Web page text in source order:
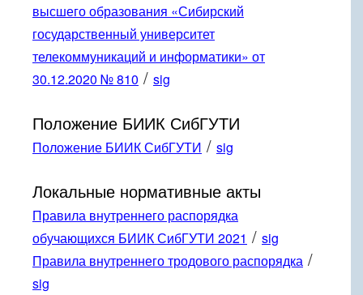
высшего образования «Сибирский
государственный университет
телекоммуникаций и информатики» от
30.12.2020 № 810 / sig
Положение БИИК СибГУТИ
Положение БИИК СибГУТИ / sig
Локальные нормативные акты
Правила внутреннего распорядка
обучающихся БИИК СибГУТИ 2021 / sig
Правила внутреннего тродового распорядка /
sig